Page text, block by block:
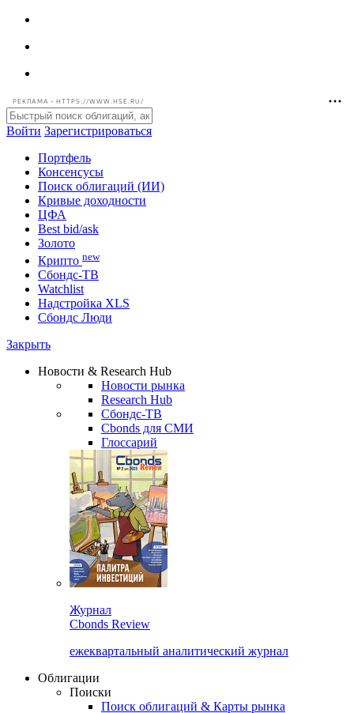
РЕКЛАМА • HTTPS://WWW.HSE.RU/
Войти Зарегистрироваться
Портфель
Консенсусы
Поиск облигаций (ИИ)
Кривые доходности
ЦФА
Best bid/ask
Золото
Крипто new
Watchlist
Сбондс Люди
Новости & Research Hub
Новости рынка
Research Hub
Сбондс-ТВ
Cbonds для СМИ
Глоссарий
Cbonds Review
ежеквартальный аналитический журнал